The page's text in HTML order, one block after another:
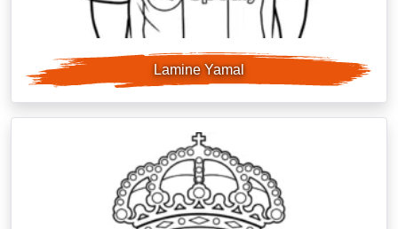
Lamine Yamal